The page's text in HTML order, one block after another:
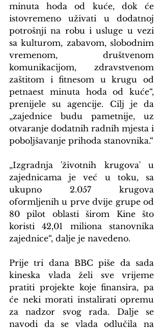
minuta hoda od kuće, dok će
istovremeno uživati u dodatnoj
potrošnji na robu i usluge u vezi
sa kulturom, zabavom, slobodnim
vremenom, društvenom
komunikacijom, zdravstvenom
zaštitom i fitnesom u krugu od
petnaest minuta hoda od kuće“,
prenijele su agencije. Cilj je da
„zajednice budu pametnije, uz
otvaranje dodatnih radnih mjesta i
poboljšavanje prihoda stanovnika.“
„Izgradnja 'životnih krugova' u
zajednicama je već u toku, sa
ukupno 2.057 krugova
oformljenih u prve dvije grupe od
80 pilot oblasti širom Kine što
koristi 42,01 miliona stanovnika
zajednice“, dalje je navedeno.
Prije tri dana BBC piše da sada
kineska vlada želi sve vrijeme
pratiti projekte koje finansira, pa
će neki morati instalirati opremu
za nadzor svog rada. Dalje se
navodi da se vlada odlučila na